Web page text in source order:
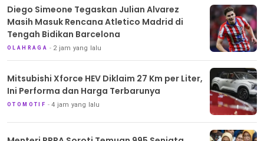
Diego Simeone Tegaskan Julian Alvarez
Masih Masuk Rencana Atletico Madrid di
Tengah Bidikan Barcelona
OLAHRAGA 2 jam yang lalu
Mitsubishi Xforce HEV Diklaim 27 Km per Liter,
Ini Performa dan Harga Terbarunya
OTOMOTIF 4 jam yang lalu